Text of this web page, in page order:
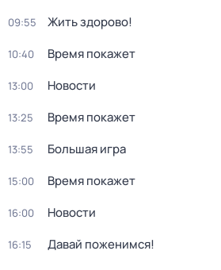
09:55 Жить здорово!
10:40 Время покажет
13:00 Новости
13:25 Время покажет
13:55 Большая игра
15:00 Время покажет
16:00 Новости
16:15 Давай поженимся!